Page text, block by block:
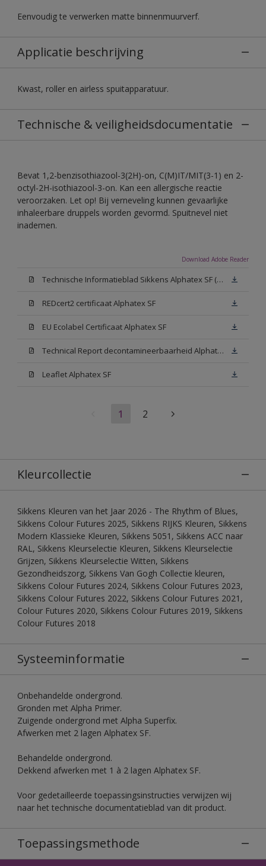
Eenvoudig te verwerken matte binnenmuurverf.
Applicatie beschrijving
Kwast, roller en airless spuitapparatuur.
Technische & veiligheidsdocumentatie
Bevat 1,2-benzisothiazool-3(2H)-on, C(M)IT/MIT(3-1) en 2-
octyl-2H-isothiazool-3-on. Kan een allergische reactie
veroorzaken. Let op! Bij verneveling kunnen gevaarlijke
inhaleerbare druppels worden gevormd. Spuitnevel niet
inademen.
Download Adobe Reader
Technische Informatieblad Sikkens Alphatex SF (PDF)
REDcert2 certificaat Alphatex SF
EU Ecolabel Certificaat Alphatex SF
Technical Report decontamineerbaarheid Alphatex SF
Leaflet Alphatex SF
1 2
Kleurcollectie
Sikkens Kleuren van het Jaar 2026 - The Rhythm of Blues,
Sikkens Colour Futures 2025, Sikkens RIJKS Kleuren, Sikkens
Modern Klassieke Kleuren, Sikkens 5051, Sikkens ACC naar
RAL, Sikkens Kleurselectie Kleuren, Sikkens Kleurselectie
Grijzen, Sikkens Kleurselectie Witten, Sikkens
Gezondheidszorg, Sikkens Van Gogh Collectie kleuren,
Sikkens Colour Futures 2024, Sikkens Colour Futures 2023,
Sikkens Colour Futures 2022, Sikkens Colour Futures 2021,
Colour Futures 2020, Sikkens Colour Futures 2019, Sikkens
Colour Futures 2018
Systeeminformatie
Onbehandelde ondergrond.
Gronden met Alpha Primer.
Zuigende ondergrond met Alpha Superfix.
Afwerken met 2 lagen Alphatex SF.
Behandelde ondergrond.
Dekkend afwerken met 1 à 2 lagen Alphatex SF.
Voor gedetailleerde toepassingsinstructies verwijzen wij
naar het technische documentatieblad van dit product.
Toepassingsmethode